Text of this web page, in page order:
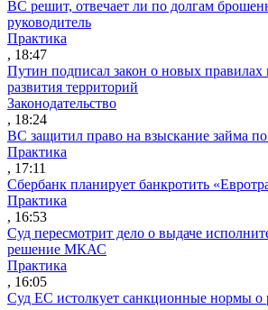
ВС решит, отвечает ли по долгам
руководитель
Практика
, 18:47
Путин подписал закон о новых правилах
развития территорий
Законодательство
, 18:24
ВС защитил право на взыскание займа по
Практика
, 17:11
Сбербанк планирует банкротить
Практика
, 16:53
Суд пересмотрит дело о выдаче
решение МКАС
Практика
, 16:05
Суд ЕС истолкует санкционные нормы о